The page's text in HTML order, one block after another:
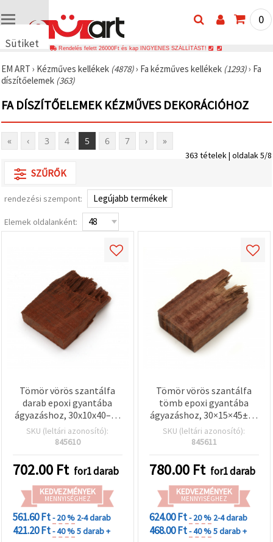
Sütiket
🍪 Cookie-
kat és
technológiákat
használunk
annak
érdekében,
hogy
biztosítsuk
megfelelő
működését,
Ön
élményét,
és az Ön
relevánsabb
tartalmat
hirdetéseket
jelenítsünk
Az "Összes
elfogadása"
gombra
kattintva
megadhatja
preferenciáit
az adott
típusú sütik
kiválasztásával
0
Rendelés felett 26000Ft és kap INGYENES SZÁLLÍTÁST!
EM ART › Kézműves kellékek (4878)› Fa kézműves kellékek (1293)› Fa
díszítőelemek (363)
FA DÍSZÍTŐELEMEK KÉZMŰVES DEKORÁCIÓHOZ
« ‹ 3 4 5 6 7 › »
363 tételek | oldalak 5/8
SZŰRŐK
rendezési szempont:
Elemek oldalanként:
Tömör vörös szantálfa
darab epoxi gyantába
ágyazáshoz, 30x10x40–45
mm
SKU (leltári azonosító):
845610
702.00 Ft for1 darab
KEDVEZMÉNYEK
MENNYISÉGHEZ
561.60 Ft- 20 % 2-4 darab
421.20 Ft- 40 %5 darab +
Tömör vörös szantálfa
tömb epoxi gyantába
ágyazáshoz, 30×15×45±50
mm
SKU (leltári azonosító):
845611
780.00 Ft for1 darab
KEDVEZMÉNYEK
MENNYISÉGHEZ
624.00 Ft- 20 % 2-4 darab
468.00 Ft- 40 %5 darab +